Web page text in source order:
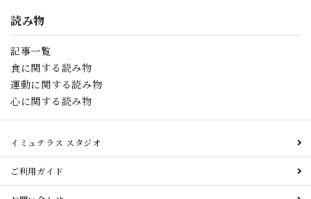
読み物
記事一覧
食に関する読み物
運動に関する読み物
心に関する読み物
イミュテラス スタジオ
ご利用ガイド